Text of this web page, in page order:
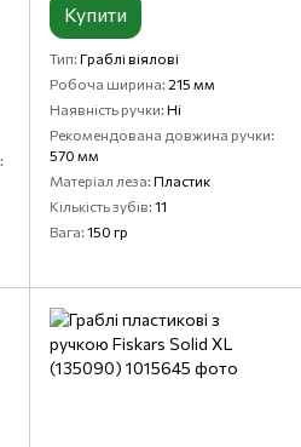
Купити
Тип Граблі віялові
Робоча ширина 215 мм
Наявність ручки Ні
Рекомендована довжина ручки
570 мм
Матеріал леза Пластик
Кількість зубів 11
Вага 150 гр